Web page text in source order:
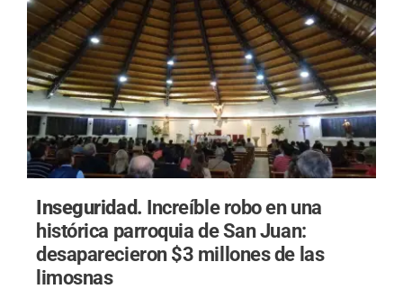
Inseguridad. Increíble robo en una
histórica parroquia de San Juan:
desaparecieron $3 millones de las
limosnas